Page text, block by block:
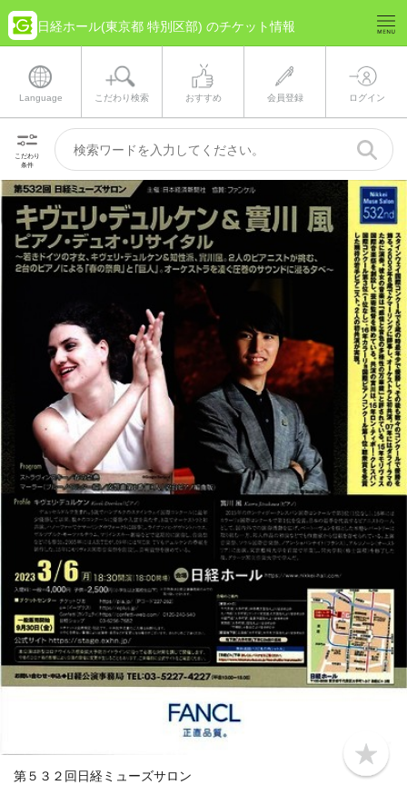
日経ホール(東京都 特別区部) のチケット情報
Language こだわり検索 おすすめ 会員登録 ログイン
こだわり
条件
b
o
第５３２回日経ミューズサロン